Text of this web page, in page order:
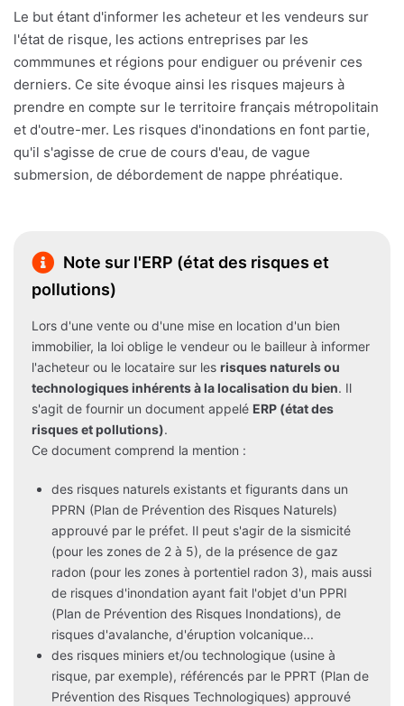
Le but étant d'informer les acheteur et les vendeurs sur
l'état de risque, les actions entreprises par les
commmunes et régions pour endiguer ou prévenir ces
derniers. Ce site évoque ainsi les risques majeurs à
prendre en compte sur le territoire français métropolitain
et d'outre-mer. Les risques d'inondations en font partie,
qu'il s'agisse de crue de cours d'eau, de vague
submersion, de débordement de nappe phréatique.
Note sur l'ERP (état des risques et
pollutions)
Lors d'une vente ou d'une mise en location d'un bien
immobilier, la loi oblige le vendeur ou le bailleur à informer
l'acheteur ou le locataire sur les risques naturels ou
technologiques inhérents à la localisation du bien. Il
s'agit de fournir un document appelé ERP (état des
risques et pollutions).
Ce document comprend la mention :
des risques naturels existants et figurants dans un
PPRN (Plan de Prévention des Risques Naturels)
approuvé par le préfet. Il peut s'agir de la sismicité
(pour les zones de 2 à 5), de la présence de gaz
radon (pour les zones à portentiel radon 3), mais aussi
de risques d'inondation ayant fait l'objet d'un PPRI
(Plan de Prévention des Risques Inondations), de
risques d'avalanche, d'éruption volcanique...
des risques miniers et/ou technologique (usine à
risque, par exemple), référencés par le PPRT (Plan de
Prévention des Risques Technologiques) approuvé